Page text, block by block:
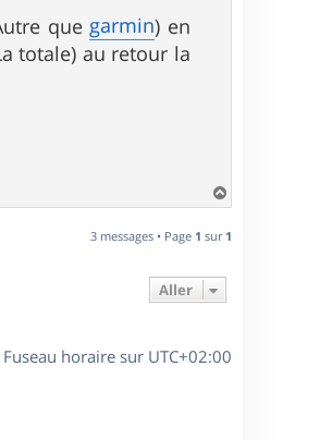
que garmin) en
totale) au retour la
a
t
3 messages • Page 1 sur 1
Aller
Fuseau horaire sur UTC+02:00